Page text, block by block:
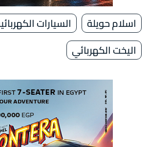
اسلام حويلة
السيارات
اليخت الكهربائي